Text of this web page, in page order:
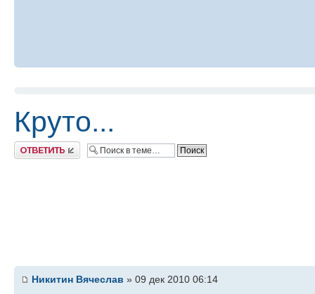
Круто...
Ответить
Никитин Вячеслав » 09 дек 2010 06:14